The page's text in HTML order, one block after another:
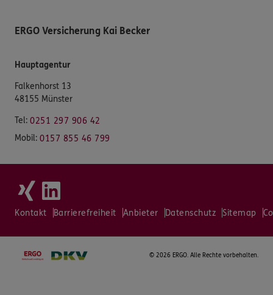
ERGO Versicherung Kai Becker
Hauptagentur
Falkenhorst 13
48155 Münster
Tel: 0251 297 906 42
Mobil: 0157 855 46 799
Kontakt Barrierefreiheit Anbieter Datenschutz Sitemap
© 2026 ERGO. Alle Rechte vorbehalten.